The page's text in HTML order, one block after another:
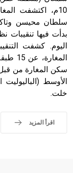
10م، اكتشفت
اليوم. كشفت
سكن المغارة من قبل
خلت.
اقرأ المزيد